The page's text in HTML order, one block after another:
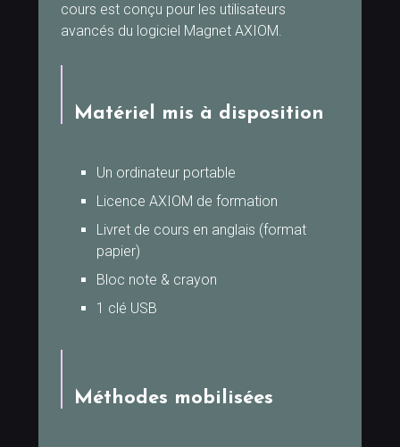
cours est conçu pour les utilisateurs
avancés du logiciel Magnet AXIOM.
Matériel mis à disposition
Un ordinateur portable
Licence AXIOM de formation
Livret de cours en anglais (format
papier)
Bloc note & crayon
1 clé USB
Méthodes mobilisées